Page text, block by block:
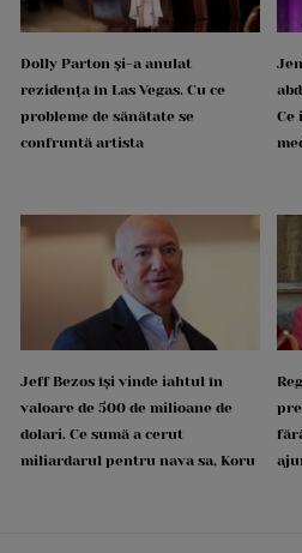
Dolly Parton și-a anulat
rezidența în Las Vegas. Cu ce
probleme de sănătate se
confruntă artista
Ce
Jeff Bezos își vinde iahtul în
valoare de 500 de milioane de
dolari. Ce sumă a cerut
miliardarul pentru nava sa, Koru